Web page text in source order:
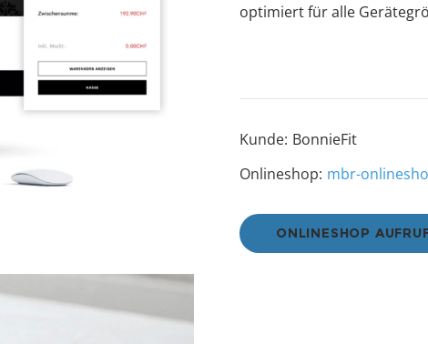
optimiert für alle
Kunde: BonnieFit
Onlineshop: mbr-
ONLINESHOP